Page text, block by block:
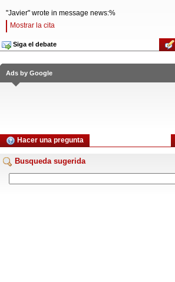
"Javier" wrote in message news:%
Mostrar la cita
Siga el debate
Ads by Google
Hacer una pregunta
Busqueda sugerida